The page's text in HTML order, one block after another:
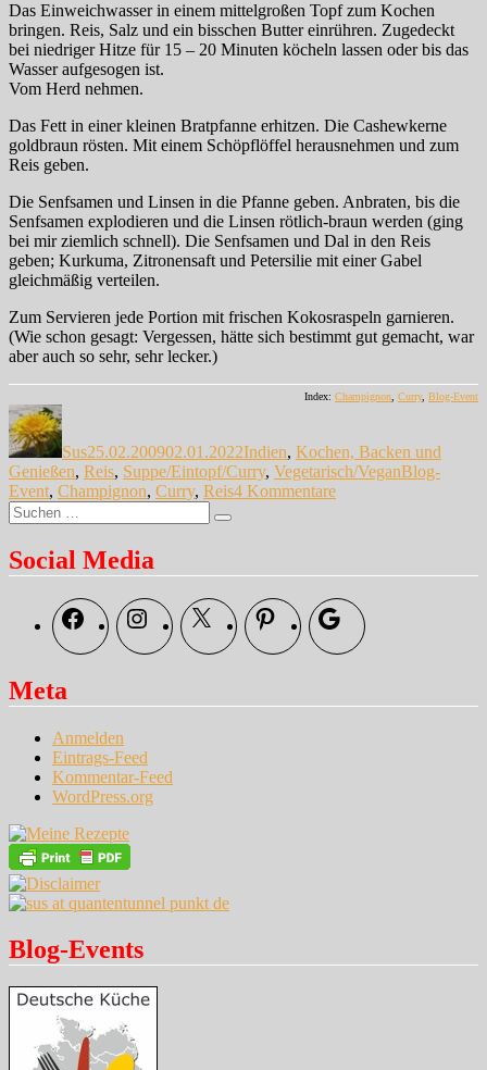
Das Einweichwasser in einem mittelgroßen Topf zum Kochen
bringen. Reis, Salz und ein bisschen Butter einrühren. Zugedeckt
bei niedriger Hitze für 15 – 20 Minuten köcheln lassen oder bis das
Wasser aufgesogen ist.
Vom Herd nehmen.
Das Fett in einer kleinen Bratpfanne erhitzen. Die Cashewkerne
goldbraun rösten. Mit einem Schöpflöffel herausnehmen und zum
Reis geben.
Die Senfsamen und Linsen in die Pfanne geben. Anbraten, bis die
Senfsamen explodieren und die Linsen rötlich-braun werden (ging
bei mir ziemlich schnell). Die Senfsamen und Dal in den Reis
geben; Kurkuma, Zitronensaft und Petersilie mit einer Gabel
gleichmäßig verteilen.
Zum Servieren jede Portion mit frischen Kokosraspeln garnieren.
(Wie schon gesagt: Vergessen, hätte sich bestimmt gut gemacht, war
aber auch so sehr, sehr lecker.)
Index: Champignon Curry, Blog-Event
Autor
Sus25.02.200902.01.2022Indien, Kochen, Backen und
Genießen, Reis, Suppe/Eintopf/Curry, Vegetarisch/VeganBlog-
Event, Champignon, Curry, Reis4 Kommentarezu
Suche
nach:
Suchen
Social Media
FacebookInstagramX Pinterest Google
Meta
Anmelden
Eintrags-Feed
Kommentar-Feed
WordPress.org
Blog-Events